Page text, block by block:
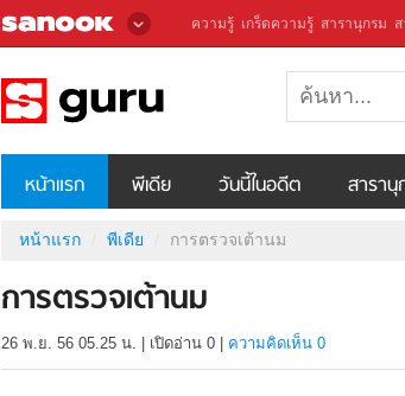
ความรู้ เกร็ดความรู้ สารานุกรม
หน้าแรก พีเดีย วันนี้ในอดีต สารานุ
หน้าแรก พีเดีย การตรวจเต้านม
การตรวจเต้านม
26 พ.ย. 56 05.25 น. เปิดอ่าน 0 ความคิดเห็น 0